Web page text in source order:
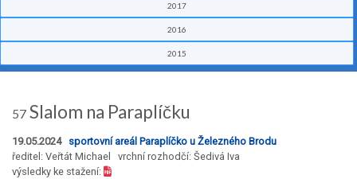
2017
2016
2015
57 Slalom na Paraplíčku
19.05.2024 sportovní areál Paraplíčko u Železného Brodu
ředitel: Veřtát Michael vrchní rozhodčí: Šedivá Iva
výsledky ke stažení: